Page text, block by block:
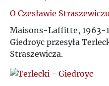
O Czesławie
Maisons-Laffitte, 1963-
Giedroyc przesyła
Straszewicza.